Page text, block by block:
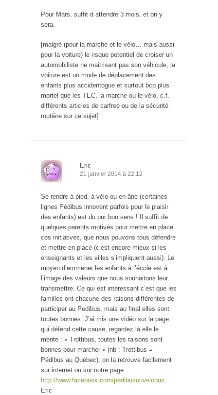
Pour Mars, suffit d attendre 3 mois, et on y
sera.
[malgré (pour la marche et le vélo… mais aussi
pour la voiture) le risque potentiel de croiser un
automobiliste ne maitrisant pas son véhicule; la
voiture est un mode de déplacement des
enfants plus accidentogue et surtout bcp plus
mortel que les TEC, la marche ou le vélo, c.f.
différents articles de carfree ou de la sécurité
routière sur ce sujet]
Eric
21 janvier 2014 à 22:12
Se rendre à pied, à vélo ou en âne (certaines
lignes Pédibus innovent parfois pour le plaisir
des enfants) est du pur bon sens ! Il suffit de
quelques parents motivés pour mettre en place
ces initiatives, que nous pouvons tous défendre
et mettre en place (c’est encore mieux si les
enseignants et les villes s’impliquent aussi). Le
moyen d’emmener les enfants à l’école est à
l’image des valeurs que nous souhaitons leur
transmettre. Ce qui est intéressant c’est que les
familles ont chacune des raisons différentes de
participer au Pedibus, mais au final elles sont
toutes bonnes. J’ai mis une vidéo sur la page
qui défend cette cause, regardez là elle le
mérite : « Trottibus, toutes les raisons sont
bonnes pour marcher » (nb : Trottibus =
Pédibus au Québec), on la retrouve facilement
sur internet ou sur notre page
http://www.facebook.com/pedibusouvelobus.
Eric